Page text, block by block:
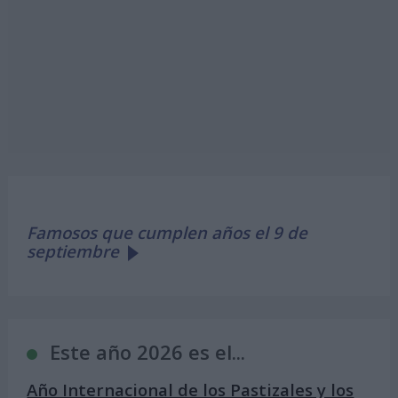
Famosos que cumplen años el 9 de
septiembre
Este año 2026 es el...
Año Internacional de los Pastizales y los